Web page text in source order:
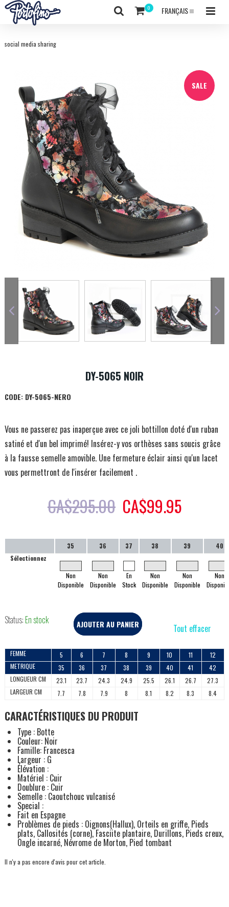
FRANÇAIS
social media sharing
SALE
DY-5065 NOIR
CODE:DY-5065-NERO
Vous ne passerez pas inaperçue avec ce joli bottillon doté d'un ruban
satiné et d'un bel imprimé! Insérez-y vos orthèses sans soucis grâce
à la fausse semelle amovible. Une fermeture éclair ainsi qu'un lacet
vous permettront de l'insérer facilement .
CA$295.00 CA$99.95
35 36 37 38 39
40
Sélectionnez
Non
Disponible
Non
Disponible
En
Stock
Non
Disponible
Non
Disponible
Non
Status: En stock AJOUTER AU PANIER Tout effacer
FEMME 5 6 7 8 9 10 11
12
METRIQUE
35 36 37 38 39 40 41
42
LONGUEUR CM
23.1 23.7 24.3 24.9 25.5 26.1 26.7
27.3
LARGEUR CM
7.7 7.8 7.9 8 8.1 8.2 8.3 8.4
CARACTÉRISTIQUES DU PRODUIT
Type : Botte
Couleur: Noir
Famille: Francesca
Largeur : G
Élévation :
Matériel : Cuir
Doublure : Cuir
Semelle : Caoutchouc vulcanisé
Special :
Fait en Espagne
Problèmes de pieds : Oignons(Hallux), Orteils en griffe, Pieds
plats, Callosités (corne), Fasciite plantaire, Durillons, Pieds creux,
Ongle incarné, Névrome de Morton, Pied tombant
Il n'y a pas encore d'avis pour cet article.